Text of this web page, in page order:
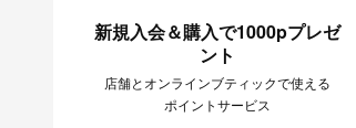
新規入会＆購入で1000pプレゼ
ント
店舗とオンラインブティックで使える
ポイントサービス